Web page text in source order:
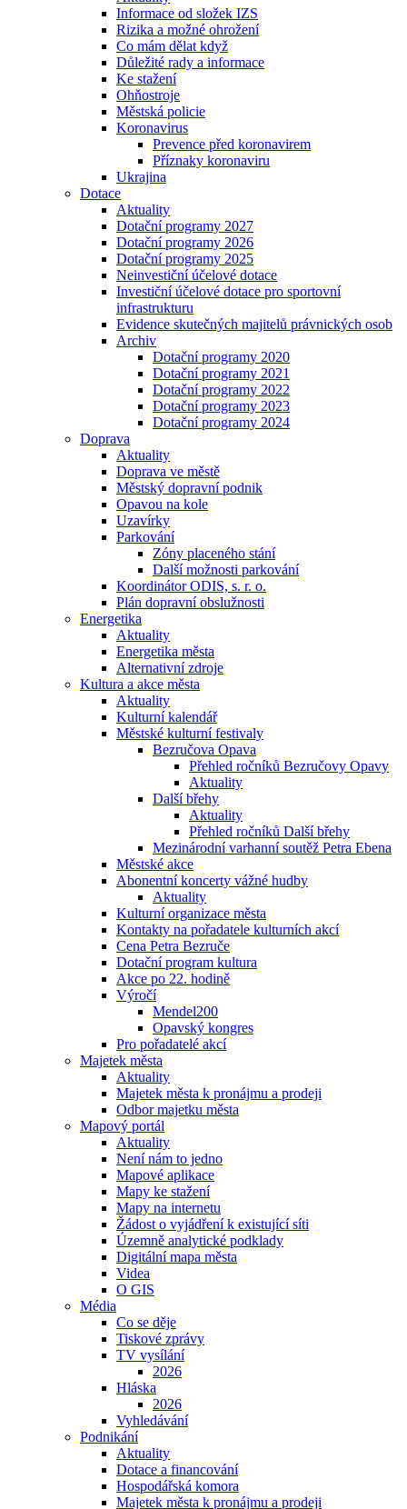
Informace od složek IZS
Rizika a možné ohrožení
Co mám dělat když
Důležité rady a informace
Ke stažení
Ohňostroje
Městská policie
Koronavirus
Prevence před koronavirem
Příznaky koronaviru
Ukrajina
Dotace
Aktuality
Dotační programy 2027
Dotační programy 2026
Dotační programy 2025
Neinvestiční účelové dotace
Investiční účelové dotace pro sportovní
infrastrukturu
Evidence skutečných majitelů právnických osob
Archiv
Dotační programy 2020
Dotační programy 2021
Dotační programy 2022
Dotační programy 2023
Dotační programy 2024
Doprava
Aktuality
Doprava ve městě
Městský dopravní podnik
Opavou na kole
Uzavírky
Parkování
Zóny placeného stání
Další možnosti parkování
Koordinátor ODIS, s. r. o.
Plán dopravní obslužnosti
Energetika
Aktuality
Energetika města
Alternativní zdroje
Kultura a akce města
Aktuality
Kulturní kalendář
Městské kulturní festivaly
Bezručova Opava
Přehled ročníků Bezručovy Opavy
Aktuality
Další břehy
Aktuality
Přehled ročníků Další břehy
Mezinárodní varhanní soutěž Petra Ebena
Městské akce
Abonentní koncerty vážné hudby
Aktuality
Kulturní organizace města
Kontakty na pořadatele kulturních akcí
Cena Petra Bezruče
Dotační program kultura
Akce po 22. hodině
Výročí
Mendel200
Opavský kongres
Pro pořadatelé akcí
Majetek města
Aktuality
Majetek města k pronájmu a prodeji
Odbor majetku města
Mapový portál
Aktuality
Není nám to jedno
Mapové aplikace
Mapy ke stažení
Mapy na internetu
Žádost o vyjádření k existující síti
Územně analytické podklady
Digitální mapa města
Videa
O GIS
Média
Co se děje
Tiskové zprávy
TV vysílání
2026
Hláska
2026
Vyhledávání
Podnikání
Aktuality
Dotace a financování
Hospodářská komora
Majetek města k pronájmu a prodeji